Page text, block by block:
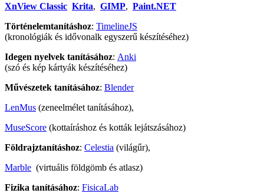
XnView Classic Krita, GIMP, Paint.NET
Történelemtanításhoz: TimelineJS
(kronológiák és idővonalk egyszerű készítéséhez)
Idegen nyelvek tanításához: Anki
(szó és kép kártyák készítéséhez)
Művészetek tanításához: Blender
LenMus (zeneelmélet tanításához),
MuseScore (kottaíráshoz és kották lejátszásához)
Földrajztanításhoz: Celestia (világűr),
Marble (virtuális földgömb és atlasz)
Fizika tanításához: FisicaLab